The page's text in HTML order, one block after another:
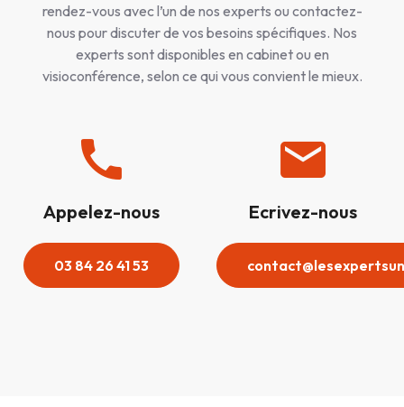
rendez-vous avec l’un de nos experts ou contactez-
nous pour discuter de vos besoins spécifiques. Nos
experts sont disponibles en cabinet ou en
visioconférence, selon ce qui vous convient le mieux.
Appelez-nous
03 84 26 41 53
Ecrivez-nous